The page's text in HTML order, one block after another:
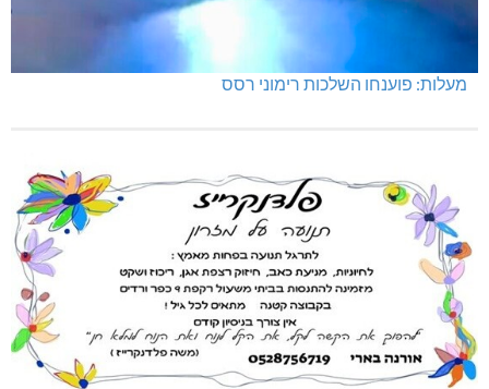
מעלות: פוענחו השלכות רימוני רסס